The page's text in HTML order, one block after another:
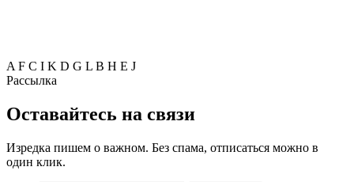
A F C I K D G L B H E J
Рассылка
Оставайтесь на связи
Изредка пишем о важном. Без спама, отписаться можно в
один клик.